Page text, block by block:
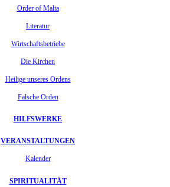
Order of Malta
Literatur
Wirtschaftsbetriebe
Die Kirchen
Heilige unseres Ordens
Falsche Orden
HILFSWERKE
VERANSTALTUNGEN
Kalender
SPIRITUALITÄT